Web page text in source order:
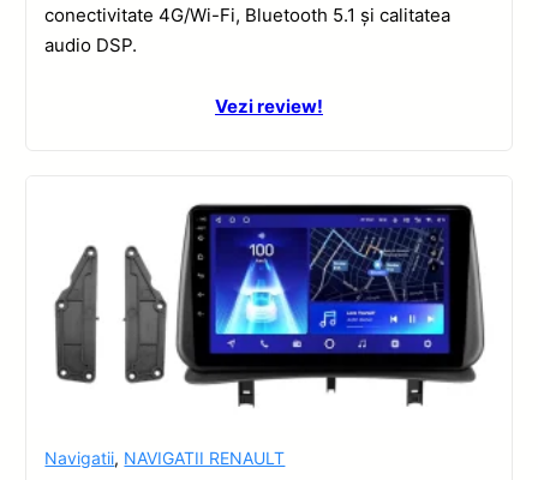
conectivitate 4G/Wi-Fi, Bluetooth 5.1 și calitatea
audio DSP.
Vezi review!
Navigatii, NAVIGATII RENAULT